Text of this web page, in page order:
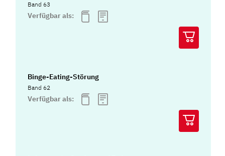
Band 63
Verfügbar als:
Binge-Eating-Störung
Band 62
Verfügbar als: